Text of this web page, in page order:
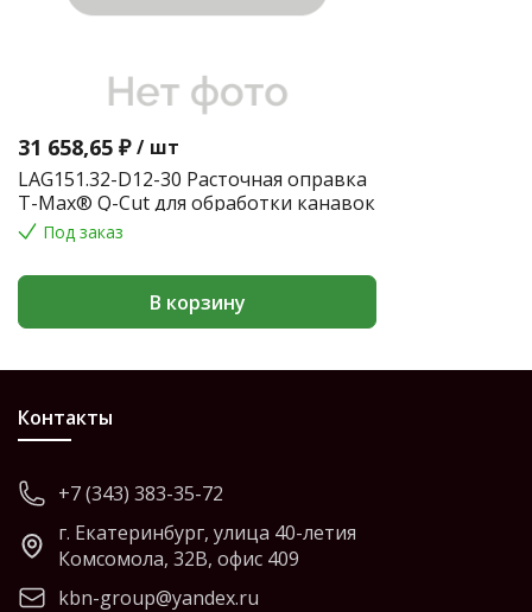
31 658,65 ₽ / шт
LAG151.32-D12-30 Расточная оправка
T-Max® Q-Cut для обработки канавок
Под заказ
В корзину
Контакты
+7 (343) 383-35-72
г. Екатеринбург, улица 40-летия
Комсомола, 32В, офис 409
kbn-group@yandex.ru